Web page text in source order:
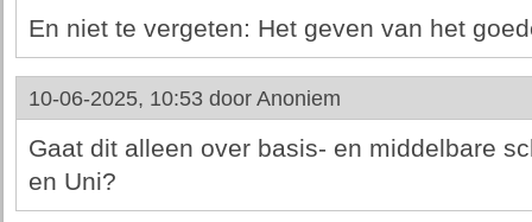
En niet te vergeten: Het geven van het
10-06-2025, 10:53 door Anoniem
Gaat dit alleen over basis- en middelbare
en Uni?